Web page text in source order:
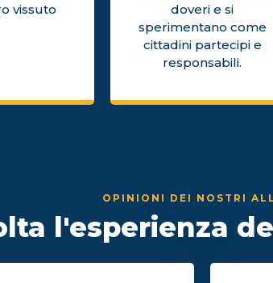
vissuto
doveri e si
sperimentano come
cittadini partecipi e
responsabili.
OPINIONI DEI NOSTRI
l'esperienza